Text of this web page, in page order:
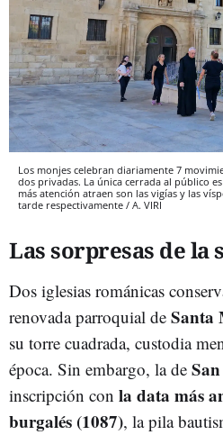
Los monjes celebran diariamente 7
dos privadas. La única cerrada al público
más atención atraen son las vigías y las
tarde respectivamente / A. VIRI
Las sorpresas de la
Dos iglesias románicas
renovada parroquial de Santa
su torre cuadrada, custodia
época. Sin embargo, la de
inscripción con la data más
burgalés (1087), la pila